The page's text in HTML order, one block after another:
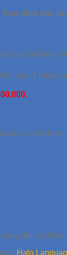
Sinh trắc
ký học tại Halo
quà: 1 thùng
các ưu đãi
đầu tại Halo
Halo